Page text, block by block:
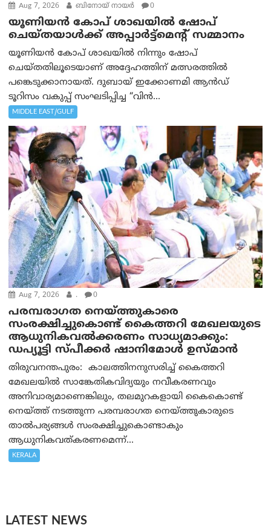
Aug 7, 2026 ബിനോയ് നായര്‍ 0
യൂണിയൻ കോപ് ശാഖയിൽ ഷോപ്
ചെയ്തയാൾക്ക് അപ്പാർട്ട്മെന്റ് സമ്മാനം
യൂണിയൻ കോപ് ശാഖയിൽ നിന്നും ഷോപ്
ചെയ്തതിലൂടെയാണ് അദ്ദേഹത്തിന് മത്സരത്തിൽ
പങ്കെടുക്കാനായത്. ദുബായ് ഇക്കോണമി ആൻഡ്
ടൂറിസം വകുപ്പ് സംഘടിപ്പിച്ച “വിൻ...
MIDDLE EAST/GULF
Aug 7, 2026 . 0
പരമ്പരാഗത നെയ്ത്തുകാരെ
സംരക്ഷിച്ചുകൊണ്ട് കൈത്തറി മേഖലയുടെ
ആധുനികവൽക്കരണം സാധ്യമാക്കും:
ഡപ്യൂട്ടി സ്പീക്കർ ഷാനിമോൾ ഉസ്മാൻ
തിരുവനന്തപുരം: കാലത്തിനനുസരിച്ച് കൈത്തറി
മേഖലയിൽ സാങ്കേതികവിദ്യയും നവീകരണവും
അനിവാര്യമാണെങ്കിലും, തലമുറകളായി കൈകൊണ്ട്
നെയ്ത്ത് നടത്തുന്ന പരമ്പരാഗത നെയ്ത്തുകാരുടെ
താൽപര്യങ്ങൾ സംരക്ഷിച്ചുകൊണ്ടാകും
ആധുനികവത്കരണമെന്ന്...
KERALA
LATEST NEWS